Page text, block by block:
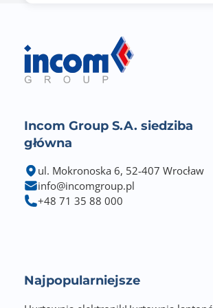
Informacje dodatkowe
Incom Group S.A. siedziba
główna
ul. Mokronoska 6, 52-407 Wrocław
info@incomgroup.pl
+48 71 35 88 000
Najpopularniejsze